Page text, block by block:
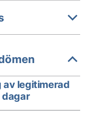
av legitimerad
dagar